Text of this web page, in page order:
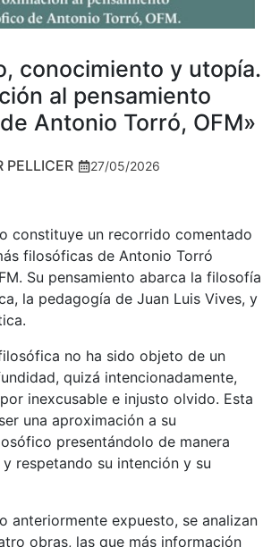
conocimiento y utopía.
al pensamiento
Antonio Torró, OFM»
PELLICER 27/05/2026
constituye un recorrido comentado
filosóficas de Antonio Torró
Su pensamiento abarca la filosofía
la pedagogía de Juan Luis Vives, y
no ha sido objeto de un
quizá intencionadamente,
inexcusable e injusto olvido. Esta
una aproximación a su
presentándolo de manera
respetando su intención y su
anteriormente expuesto, se analizan
obras, las que más información